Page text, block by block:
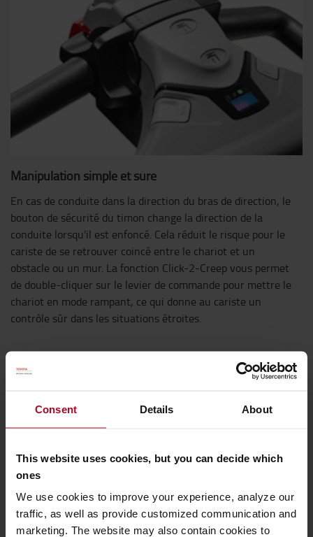
Consent Details About
This website uses cookies, but you can decide which
ones
We use cookies to improve your experience, analyze our
traffic, as well as provide customized communication and
marketing. The website may also contain cookies to
Manipulation simple et sûre
En cas de conduite dans la direction du bras de direction, le
bouton de sécurité du timon change la direction de la
conduite lorsqu'il est enfoncé. Cela réduit le risque pour le
cariste de se retrouver coincé entre le chariot et un
obstacle ou un mur. La fonction Click-2-Creep vous permet
de double-cliquer sur le levier de commande pour mettre le
chariot en mode rampant, ce qui donne au cariste un
contrôle sûr dans les situations étroites.